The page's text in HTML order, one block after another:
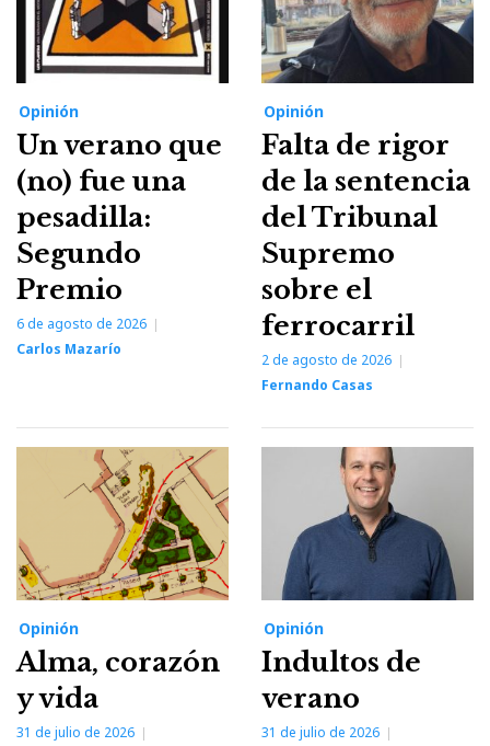
Opinión
Un verano que
(no) fue una
pesadilla:
Segundo
Premio
6 de agosto de 2026
Carlos Mazarío
Opinión
Falta de rigor
de la sentencia
del Tribunal
Supremo
sobre el
ferrocarril
2 de agosto de 2026
Fernando Casas
Opinión
Alma, corazón
y vida
31 de julio de 2026
Opinión
Indultos de
verano
31 de julio de 2026